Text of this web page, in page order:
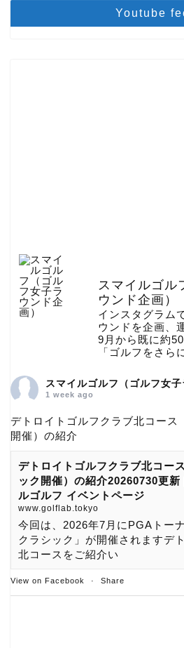
Youtube
スマイルゴル
ウンド企画）
インスタグラム
ウンドを企画、
9月から既に約
「ゴルフをさら
スマイルゴルフ（ゴルフ女子
1 week ago
デトロイトゴルフクラブ北コース
開催）の紹介
デトロイトゴルフクラブ北コー
ック開催）の紹介20260730更
ルゴルフ イベントページ
www.golflab.tokyo
今回は、2026年7月にPGAトー
クラシック」が開催されますデ
北コースをご紹介い
View on Facebook · Share